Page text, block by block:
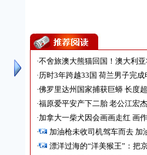
·不舍旅澳大熊猫回国！澳大利
·历时3年跨越33国 荷兰男子完
·佛罗里达州国家捕获巨蟒 长度
·福原爱平安产下二胎 老公江宏
·加拿大一柴犬因会画画走红 画
·
加油枪未收司机驾车而去 加
·
漂洋过海的“洋美猴王”：把